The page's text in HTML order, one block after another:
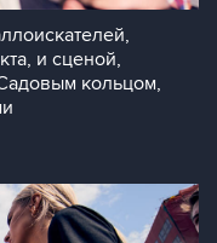
и сценой,
кольцом,